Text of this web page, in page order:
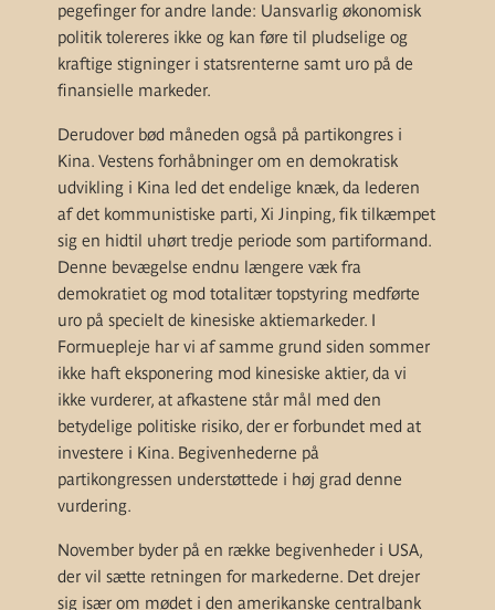
pegefinger for andre lande: Uansvarlig økonomisk
politik tolereres ikke og kan føre til pludselige og
kraftige stigninger i statsrenterne samt uro på de
finansielle markeder.
Derudover bød måneden også på partikongres i
Kina. Vestens forhåbninger om en demokratisk
udvikling i Kina led det endelige knæk, da lederen
af det kommunistiske parti, Xi Jinping, fik tilkæmpet
sig en hidtil uhørt tredje periode som partiformand.
Denne bevægelse endnu længere væk fra
demokratiet og mod totalitær topstyring medførte
uro på specielt de kinesiske aktiemarkeder. I
Formuepleje har vi af samme grund siden sommer
ikke haft eksponering mod kinesiske aktier, da vi
ikke vurderer, at afkastene står mål med den
betydelige politiske risiko, der er forbundet med at
investere i Kina. Begivenhederne på
partikongressen understøttede i høj grad denne
vurdering.
November byder på en række begivenheder i USA,
der vil sætte retningen for markederne. Det drejer
sig især om mødet i den amerikanske centralbank